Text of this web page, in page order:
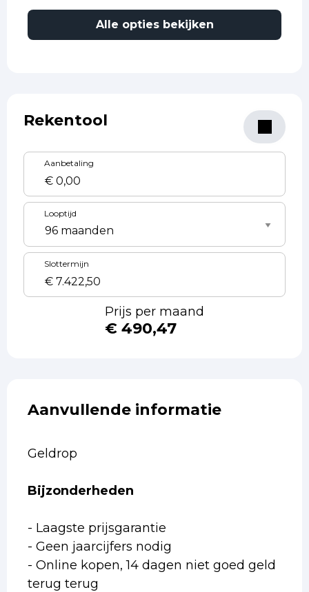
Alle opties bekijken
Rekentool
Aanbetaling
Looptijd
Slottermijn
Prijs per maand
€ 490,47
Aanvullende informatie
Geldrop
Bijzonderheden
- Laagste prijsgarantie
- Geen jaarcijfers nodig
- Online kopen, 14 dagen niet goed geld
terug terug